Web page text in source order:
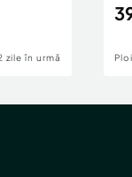
zile în urmă